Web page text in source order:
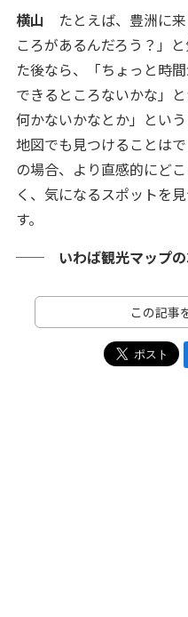
横山 たとえば、豊洲に
ころがあるんだろう？」
た後なら、「ちょっと時
できるところないかな」
何かないかなとか」とい
地図でも見つけることは
の場合、より直感的にど
く、気になるスポットを
す。
── いわば観光マップの
この記事